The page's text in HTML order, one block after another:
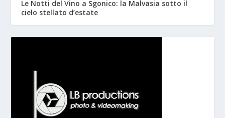
Le Notti del Vino a Sgonico: la Malvasia sotto il
cielo stellato d’estate